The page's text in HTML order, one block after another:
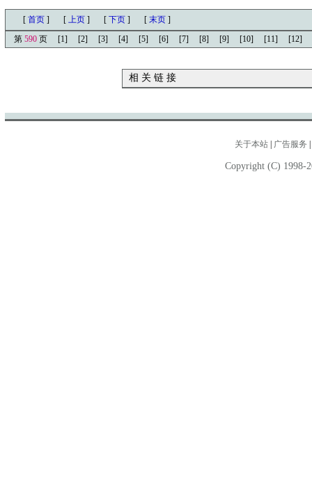
[ 首页 ] [ 上页 ] [ 下页 ] [ 末页 ]
第 590 页 [1] [2] [3] [4] [5] [6] [7] [8] [9] [10] [11] [12]
相 关 链 接
关于本站 广告服务
Copyright (C) 1998-